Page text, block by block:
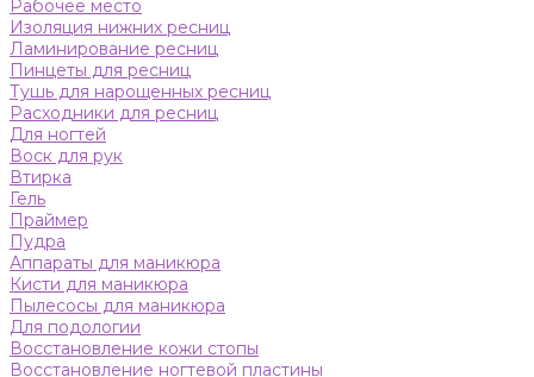
Рабочее место
Изоляция нижних ресниц
Ламинирование ресниц
Пинцеты для ресниц
Тушь для нарощенных ресниц
Расходники для ресниц
Для ногтей
Воск для рук
Втирка
Гель
Праймер
Пудра
Аппараты для маникюра
Кисти для маникюра
Пылесосы для маникюра
Для подологии
Восстановление кожи стопы
Восстановление ногтевой пластины